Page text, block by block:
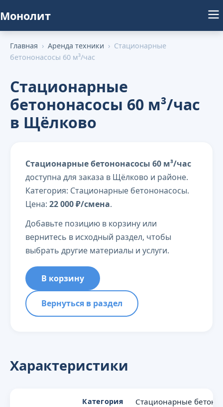
Монолит
Главная › Аренда техники › Стационарные
бетононасосы 60 м³/час
Стационарные
бетононасосы 60 м³/час
в Щёлково
Стационарные бетононасосы 60 м³/час
доступна для заказа в Щёлково и районе.
Категория: Стационарные бетононасосы.
Цена: 22 000 ₽/смена.
Добавьте позицию в корзину или
вернитесь в исходный раздел, чтобы
выбрать другие материалы и услуги.
В корзину
Вернуться в раздел
Характеристики
Категория Стационарные